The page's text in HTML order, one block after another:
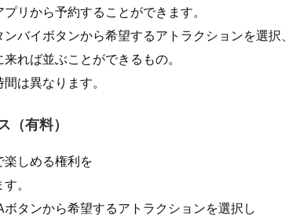
リから予約することができます。
バイボタンから希望するアトラクションを選択、
れば並ぶことができるもの。
は異なります。
（有料）
しめる権利を
。
タンから希望するアトラクションを選択し